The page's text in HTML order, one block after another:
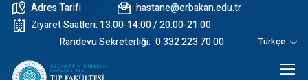
Adres Tarifi
hastane@erbakan.edu.tr
Ziyaret Saatleri: 13:00-14:00 / 20:00-21:00
Randevu Sekreterliği: 0 332 223 70 00 Türkçe